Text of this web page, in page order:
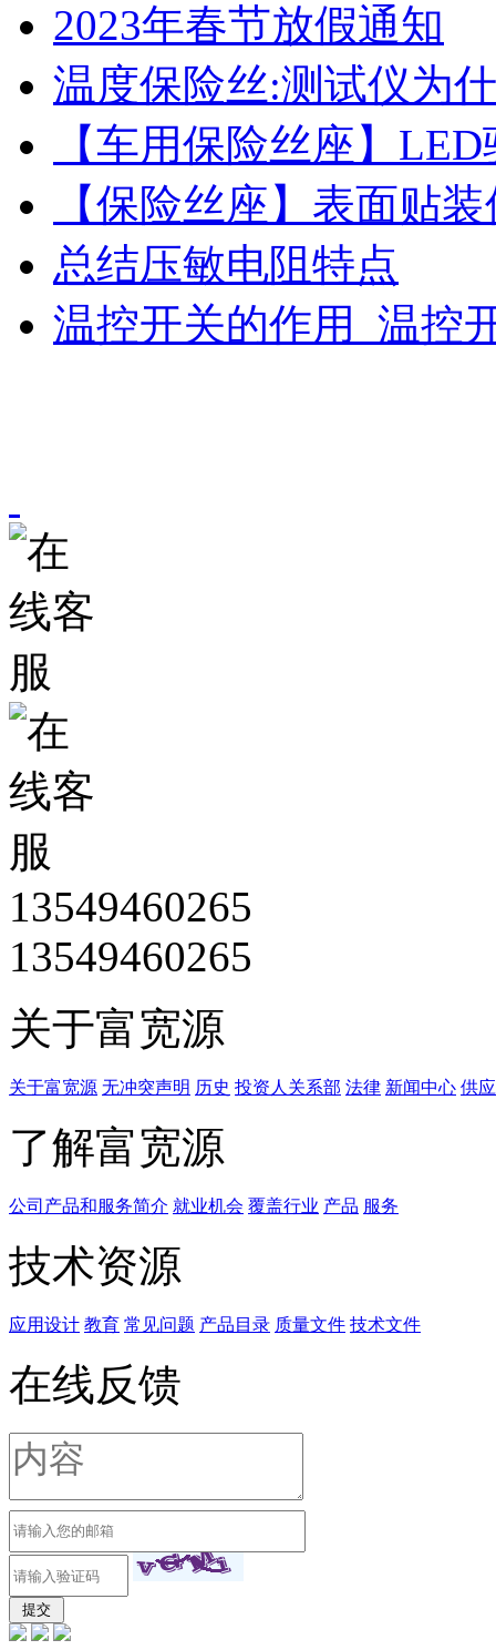
2023年春节放假通知
温度保险丝:测试仪为
【车用保险丝座】
【保险丝座】表面贴
总结压敏电阻特点
温控开关的作用_温控
13549460265
13549460265
关于富宽源
关于富宽源 无冲突声明 历史 投资人关系部 法律 新闻中心 供
了解富宽源
公司产品和服务简介 就业机会 覆盖行业 产品 服务
技术资源
应用设计 教育 常见问题 产品目录 质量文件 技术文件
在线反馈